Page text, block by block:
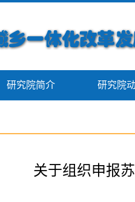
研究院简介 研究院
关于组织申报